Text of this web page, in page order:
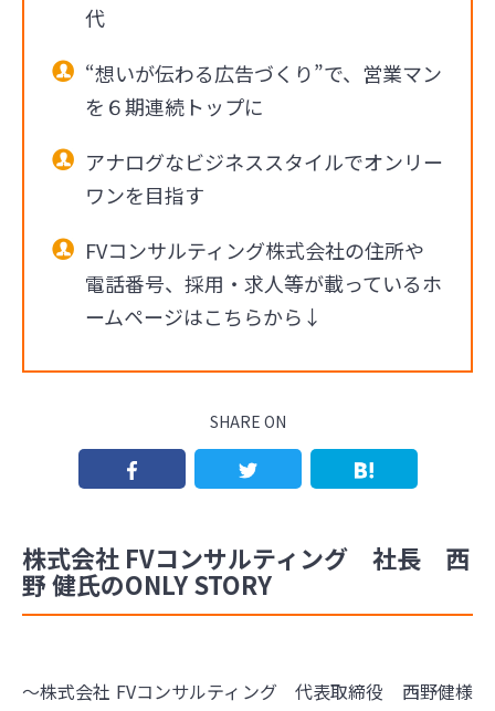
代
“想いが伝わる広告づくり”で、営業マン
を６期連続トップに
アナログなビジネススタイルでオンリー
ワンを目指す
FVコンサルティング株式会社の住所や
電話番号、採用・求人等が載っているホ
ームページはこちらから↓
SHARE ON
株式会社 FVコンサルティング 社長 西
野 健氏のONLY STORY
～株式会社 FVコンサルティング 代表取締役 西野健様